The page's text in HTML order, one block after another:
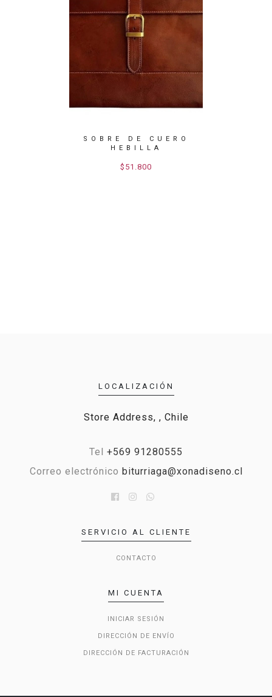
SOBRE DE CUERO
HEBILLA
$51.800
LOCALIZACIÓN
Store Address, , Chile
Tel +569 91280555
Correo electrónico biturriaga@xonadiseno.cl
SERVICIO AL CLIENTE
CONTACTO
MI CUENTA
INICIAR SESIÓN
DIRECCIÓN DE ENVÍO
DIRECCIÓN DE FACTURACIÓN